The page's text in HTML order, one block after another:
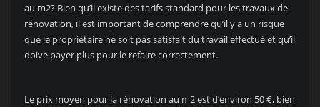
au m2? Bien qu’il existe des tarifs standard pour les travaux de
rénovation, il est important de comprendre qu’il y a un risque
que le propriétaire ne soit pas satisfait du travail effectué et qu’il
doive payer plus pour le refaire correctement.
Le prix moyen pour la rénovation au m2 est d’environ 50 €, bien